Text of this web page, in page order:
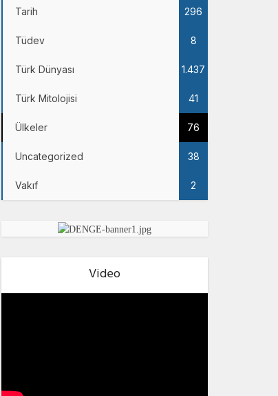
Tarih 296
Tüdev 8
Türk Dünyası 1.437
Türk Mitolojisi 41
Ülkeler 76
Uncategorized 38
Vakıf 2
Video